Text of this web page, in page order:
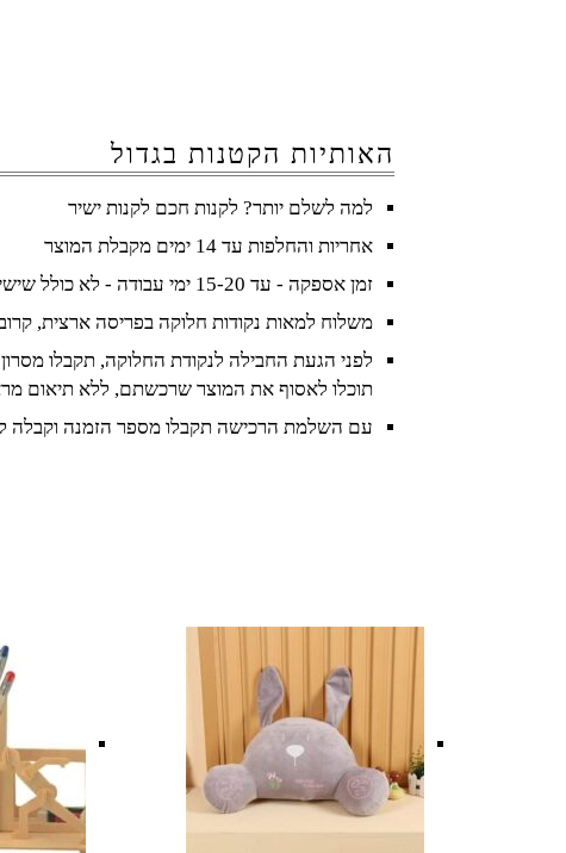
האותיות הקטנות בגדול
למה לשלם יותר? לקנות חכם לקנות ישיר
אחריות והחלפות עד 14 ימים מקבלת המוצר
זמן אספקה - עד 15-20 ימי עבודה - לא כולל שישי ושבת וחגים
משלוח למאות נקודות חלוקה בפריסה ארצית,
לפני הגעת החבילה לנקודת החלוקה, תקבלו
תוכלו לאסוף את המוצר שרכשתם, ללא תיאום
עם השלמת הרכישה תקבלו מספר הזמנה וקבלה